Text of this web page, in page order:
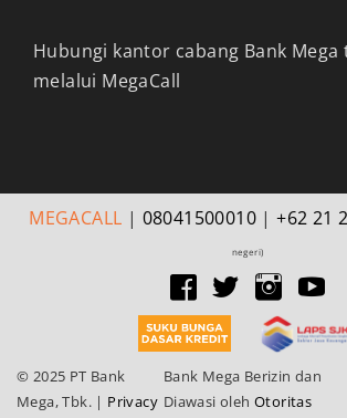
Hubungi kantor cabang Bank
melalui MegaCall
MEGACALL | 08041500010 |+62 21
negeri)
© 2025 PT Bank
Mega, Tbk. | Privacy
Bank Mega Berizin dan
Diawasi oleh Otoritas